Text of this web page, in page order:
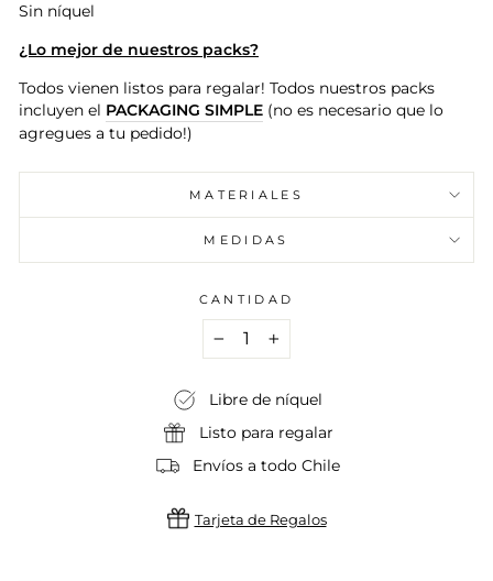
Sin níquel
¿Lo mejor de nuestros packs?
Todos vienen listos para regalar! Todos nuestros packs
incluyen el PACKAGING SIMPLE (no es necesario que lo
agregues a tu pedido!)
MATERIALES
MEDIDAS
CANTIDAD
Libre de níquel
Listo para regalar
Envíos a todo Chile
Tarjeta de Regalos